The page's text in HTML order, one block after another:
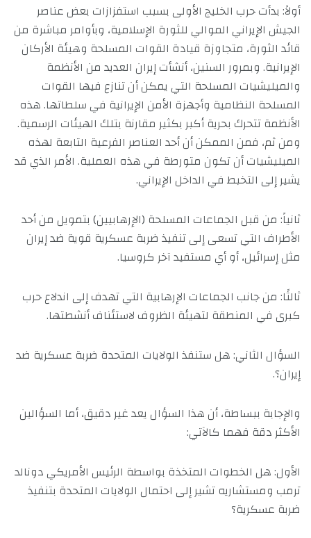
أولاً: بدأت حرب الخليج الأولى بسبب استفزازات بعض عناصر
الجيش الإيراني الموالي للثورة الإسلامية، وبأوامر مباشرة من
قائد الثورة، متجاوزة قيادة القوات المسلحة وهيئة الأركان
الإيرانية. وبمرور السنين، أنشأت إيران العديد من الأنظمة
والميليشيات المسلحة التي يمكن أن تنازع فيها القوات
المسلحة النظامية وأجهزة الأمن الإيرانية في سلطاتها. هذه
الأنظمة تتحرك بحرية أكبر بكثير مقارنة بتلك الهيئات الرسمية.
ومن ثم، فمن الممكن أن أحد العناصر الفرعية التابعة لهذه
الميليشيات أن تكون متورطة في هذه العملية. الأمر الذي قد
يشير إلى التخبط في الداخل الإيراني.
ثانياً: من قبل الجماعات المسلحة (الإرهابيين) بتمويل من أحد
الأطراف التي تسعى إلى تنفيذ ضربة عسكرية قوية ضد إيران
مثل إسرائيل، أو أي مستفيد آخر كروسيا.
ثالثًا: من جانب الجماعات الإرهابية التي تهدف إلى اندلاع حرب
كبرى في المنطقة لتهيئة الظروف لاستئناف أنشطتها.
السؤال الثاني: هل ستنفذ الولايات المتحدة ضربة عسكرية ضد
إيران؟.
والإجابة ببساطة، أن هذا السؤال يعد غير دقيق، أما السؤالين
الأكثر دقة فهما كالآتي:
الأول: هل الخطوات المتخذة بواسطة الرئيس الأمريكي دونالد
ترمب ومستشاريه تشير إلى احتمال الولايات المتحدة بتنفيذ
ضربة عسكرية؟